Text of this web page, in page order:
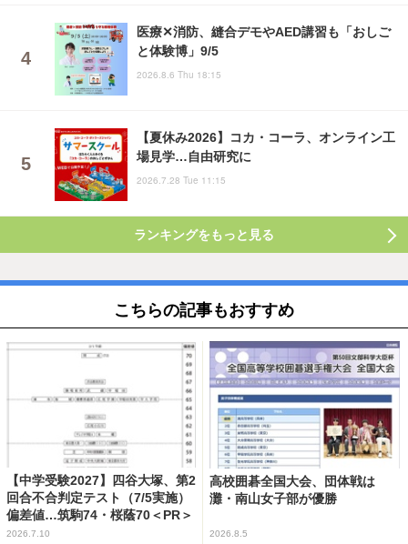
医療✕消防、縫合デモやAED講習も「おしご
と体験博」9/5
2026.8.6 Thu 18:15
【夏休み2026】コカ・コーラ、オンライン工
場見学…自由研究に
2026.7.28 Tue 11:15
ランキングをもっと見る
こちらの記事もおすすめ
【中学受験2027】四谷大塚、第2
回合不合判定テスト（7/5実施）
偏差値…筑駒74・桜蔭70＜PR＞
2026.7.10
高校囲碁全国大会、団体戦は
灘・南山女子部が優勝
2026.8.5